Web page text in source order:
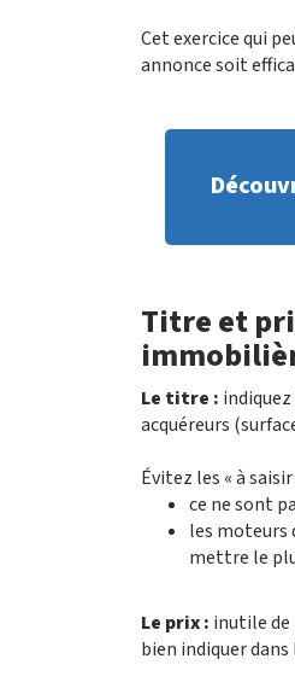
Cet exercice qui
annonce soit
Titre et
Le titre :
acquéreurs
Évitez les « à
ce ne sont
les moteurs
mettre le
Le prix : inutile de
bien indiquer